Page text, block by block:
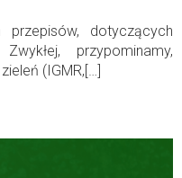
dotyczących
przypominamy,
(IGMR,[…]